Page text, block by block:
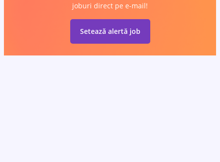
joburi direct pe e-mail!
Setează alertă job